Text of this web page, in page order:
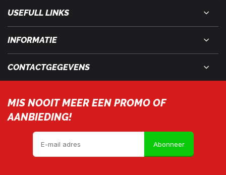
USEFULL LINKS
INFORMATIE
CONTACTGEGEVENS
MIS NOOIT MEER EEN PROMO OF
AANBIEDING!
Abonneer